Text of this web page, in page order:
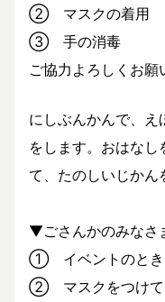
② マスクの着用
③ 手の消毒
ご協力よろしくお願
にしぶんかんで、え
をします。おはなし
て、たのしいじかん
▼ごさんかのみなさ
① イベントのとき
② マスクをつけて